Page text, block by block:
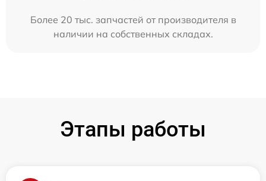
Более 20 тыс. запчастей от производителя в
наличии на собственных складах.
Этапы работы